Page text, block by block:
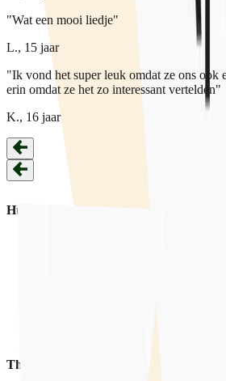
"Wat een mooi liedje"
L., 15 jaar
"Ik vond het super leuk omdat ze ons ook
erin omdat ze het zo interessant vertelden"
K., 16 jaar
Hulp
Thema's